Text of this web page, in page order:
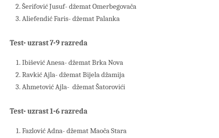
Šerifović Jusuf- džemat Omerbegovača
Aliefendić Faris- džemat Palanka
Test- uzrast 7-9 razreda
Ibišević Anesa- džemat Brka Nova
Ravkić Ajla- džemat Bijela džamija
Ahmetović Ajla- džemat Šatorovići
Test- uzrast 1-6 razreda
Fazlović Adna- džemat Maoča Stara